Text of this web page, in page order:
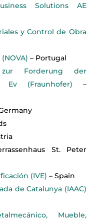
Solutions AE
y Control de Obra
– Portugal
zur Forderung der
Ev (Fraunhofer) –
St. Peter
(IVE) – Spain
de Catalunya (IAAC)
Mueble,